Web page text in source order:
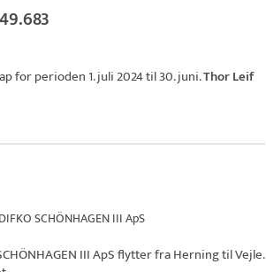
for perioden 1. juli 2024 til 30. juni.Thor Leif
SCHÖNHAGEN III ApS
III ApSflytter fra Herning til Vejle.